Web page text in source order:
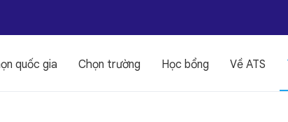
quốc gia Chọn trường Học bổng Về ATS